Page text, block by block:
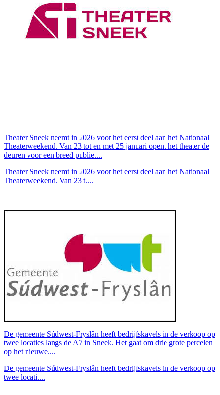
Theater Sneek neemt in 2026 voor het eerst deel aan het Nationaal
Theaterweekend. Van 23 tot en met 25 januari opent het theater de
deuren voor een breed publie....
Theater Sneek neemt in 2026 voor het eerst deel aan het Nationaal
Theaterweekend. Van 23 t....
De gemeente Súdwest-Fryslân heeft bedrijfskavels in de verkoop op
twee locaties langs de A7 in Sneek. Het gaat om drie grote percelen
op het nieuwe....
De gemeente Súdwest-Fryslân heeft bedrijfskavels in de verkoop op
twee locati....